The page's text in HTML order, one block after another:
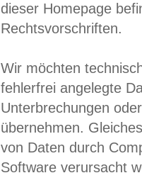
dieser Homepage
Rechtsvorschriften.
Wir möchten
fehlerfrei angelegte
Unterbrechungen
übernehmen.
von Daten durch
Software verursacht